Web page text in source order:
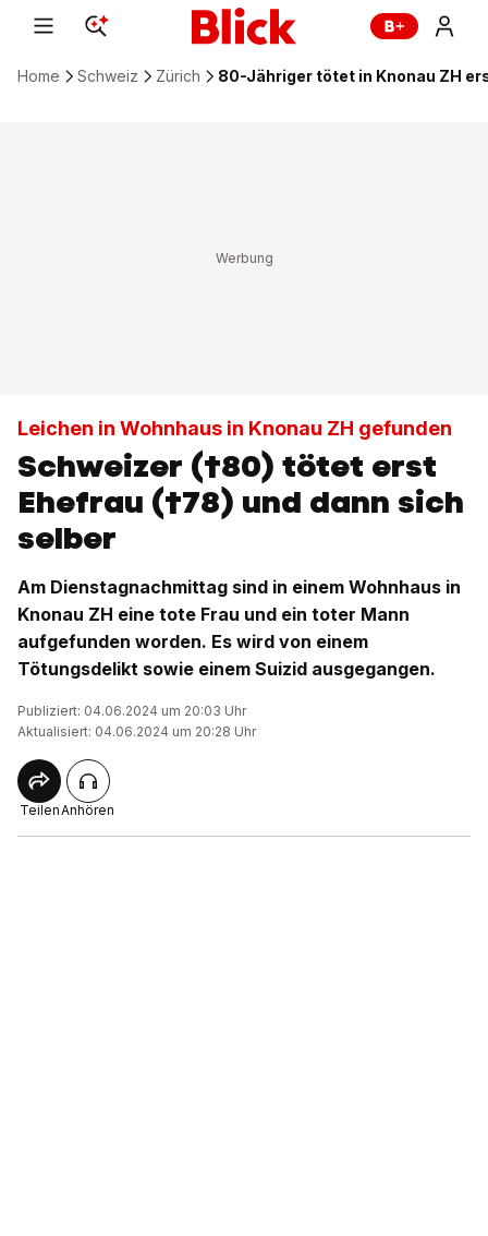
Home Schweiz Zürich 80-Jähriger tötet in Knonau ZH
Leichen in Wohnhaus in Knonau ZH gefunden
Schweizer (†80) tötet erst
Ehefrau (†78) und dann sich
selber
Am Dienstagnachmittag sind in einem Wohnhaus in
Knonau ZH eine tote Frau und ein toter Mann
aufgefunden worden. Es wird von einem
Tötungsdelikt sowie einem Suizid ausgegangen.
Publiziert: 04.06.2024 um 20:03 Uhr
Aktualisiert: 04.06.2024 um 20:28 Uhr
TeilenAnhören